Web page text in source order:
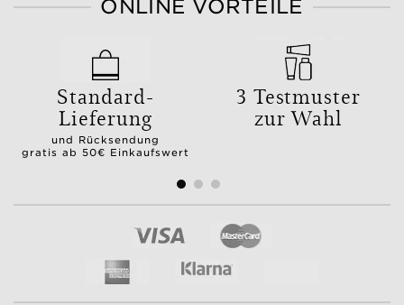
ONLINE VORTEILE
Standard-
Lieferung
und Rücksendung
gratis ab 50€ Einkaufswert
3 Testmuster
zur Wahl